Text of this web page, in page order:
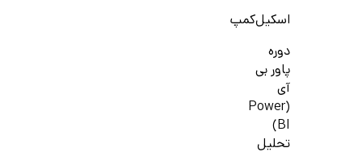
اسکیل‌کمپ
دوره
پاور بی
آی
(Power
BI)
تحلیل